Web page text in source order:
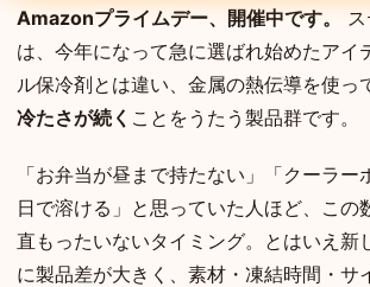
Amazonプライムデー、開催中です。
は、今年になって急に選ばれ始めたアイ
ル保冷剤とは違い、金属の熱伝導を使っ
冷たさが続く ことをうたう製品群です。
「お弁当が昼まで持たない」「クーラー
日で溶ける」と思っていた人ほど、この
直もったいないタイミング。とはいえ新
に製品差が大きく、素材・凍結時間・サ